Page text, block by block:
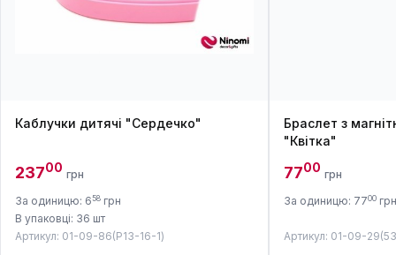
Каблучки дитячі "Сердечко"
23700 грн
За одиницю: 658 грн
В упаковці: 36 шт
Артикул: 01-09-86(P13-16-1)
Браслет з
"Квітка"
7700 грн
За одиницю: 7700 грн
Артикул: 01-09-